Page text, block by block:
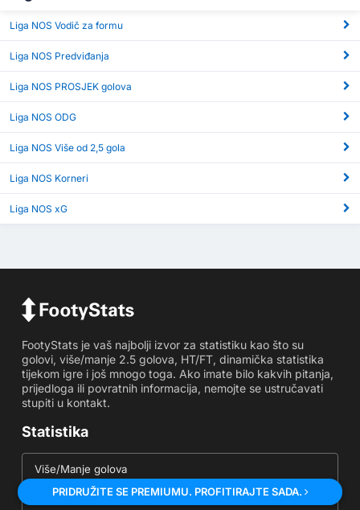
Liga NOS Vodič za formu
Liga NOS Predviđanja
Liga NOS PROSJEK golova
Liga NOS ODG
Liga NOS Više od 2,5 gola
Liga NOS Korneri
Liga NOS xG
FootyStats je vaš najbolji izvor za statistiku kao što su
golovi, više/manje 2.5 golova, HT/FT, dinamička statistika
tijekom igre i još mnogo toga. Ako imate bilo kakvih pitanja,
prijedloga ili povratnih informacija, nemojte se ustručavati
stupiti u kontakt.
Statistika
Više/Manje golova
Statistika ODG
PRIDRUŽITE SE PREMIUMU. PROFITIRAJTE SADA.